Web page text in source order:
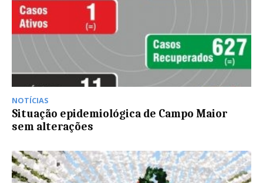
NOTÍCIAS
Situação epidemiológica de Campo Maior
sem alterações